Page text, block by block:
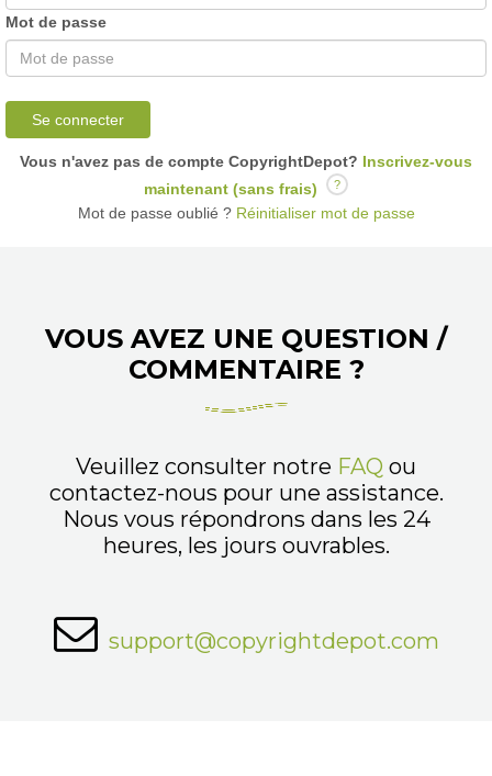
Mot de passe
Se connecter
Vous n'avez pas de compte CopyrightDepot? Inscrivez-vous
maintenant (sans frais)
?
Mot de passe oublié ?Réinitialiser mot de passe
VOUS AVEZ UNE QUESTION /
COMMENTAIRE ?
Veuillez consulter notre FAQ ou
contactez-nous pour une assistance.
Nous vous répondrons dans les 24
heures, les jours ouvrables.
support@copyrightdepot.com